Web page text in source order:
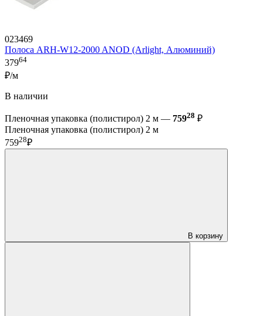
023469
Полоса ARH-W12-2000 ANOD (Arlight, Алюминий)
37964
₽/м
В наличии
Пленочная упаковка (полистирол) 2 м — 75928 ₽
Пленочная упаковка (полистирол) 2 м
75928₽
В корзину